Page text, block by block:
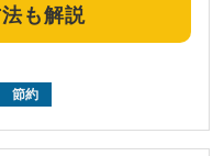
も解説
節約